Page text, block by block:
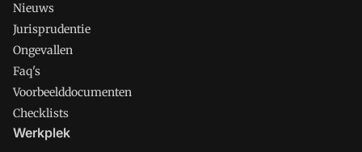
Nieuws
Jurisprudentie
Ongevallen
Faq's
Voorbeelddocumenten
Checklists
Werkplek